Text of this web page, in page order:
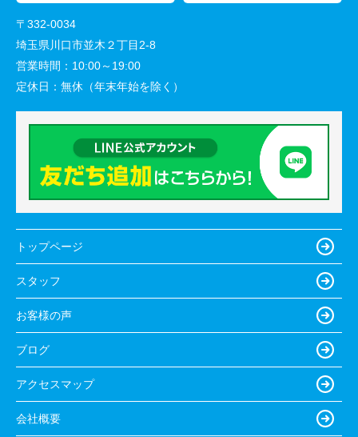
〒332-0034
埼玉県川口市並木２丁目2-8
営業時間： 10:00～19:00
定休日： 無休（年末年始を除く）
トップページ
スタッフ
お客様の声
ブログ
アクセスマップ
会社概要